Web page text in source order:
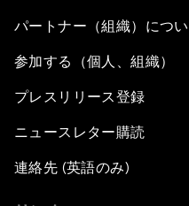
パートナー（組織）につ
参加する（個人、組織）
プレスリリース登録
ニュースレター購読
連絡先 (英語のみ)